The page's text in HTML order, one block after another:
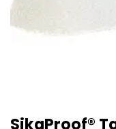
SikaProof®